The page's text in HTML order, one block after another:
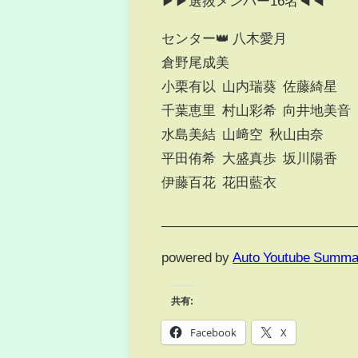
センター👑 八木愛月
倉野尾成美
小栗有以 山内瑞葵 佐藤綺星
千葉恵里 村山彩希 向井地美音
水島美結 山﨑空 秋山由奈
平田侑希 大盛真歩 坂川陽香
伊藤百花 花田藍衣
powered by Auto Youtube
共有:
Facebook X